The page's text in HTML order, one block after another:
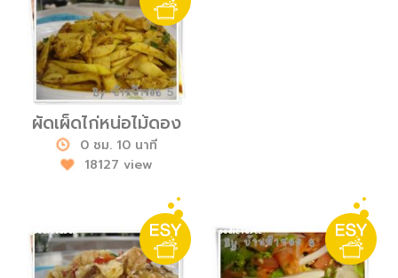
ผัดเผ็ดไก่หน่อไม้ดอง
0 ชม. 10 นาที
18127 view